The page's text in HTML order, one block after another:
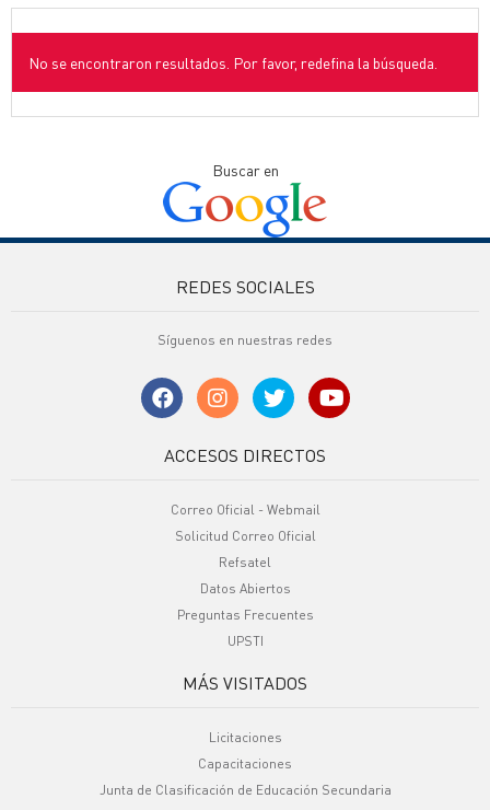
No se encontraron resultados. Por favor, redefina la búsqueda.
Buscar en
REDES SOCIALES
Síguenos en nuestras redes
ACCESOS DIRECTOS
Correo Oficial - Webmail
Solicitud Correo Oficial
Refsatel
Datos Abiertos
Preguntas Frecuentes
UPSTI
MÁS VISITADOS
Licitaciones
Capacitaciones
Junta de Clasificación de Educación Secundaria